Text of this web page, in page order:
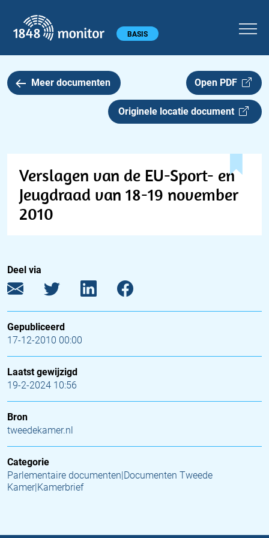
Hoofdmenu BASIS
Meer documenten Open PDF
Originele locatie document
Verslagen van de EU-Sport- en
Jeugdraad van 18-19 november
2010
Deel via
Gepubliceerd
17-12-2010 00:00
Laatst gewijzigd
19-2-2024 10:56
Bron
tweedekamer.nl
Categorie
Parlementaire documenten|Documenten Tweede
Kamer|Kamerbrief